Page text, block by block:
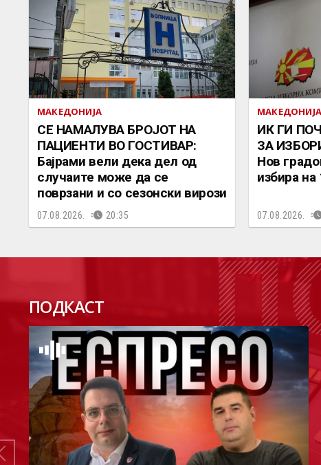
МАКЕДОНИЈА
СЕ НАМАЛУВА БРОЈОТ НА
ПАЦИЕНТИ ВО ГОСТИВАР:
Бајрами вели дека дел од
случаите може да се
поврзани и со сезонски вирози
07.08.2026. 20:35
МАКЕДОНИЈА
ИК ГИ
ЗА
Нов
избира
07.08.2026.
ПОДКАСТ